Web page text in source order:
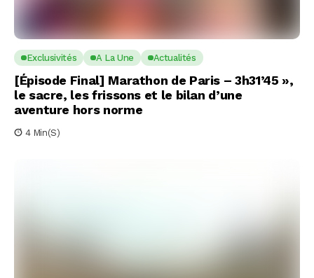
Exclusivités A La Une Actualités
[Épisode Final] Marathon de Paris – 3h31’45 »,
le sacre, les frissons et le bilan d’une
aventure hors norme
4 Min(s)